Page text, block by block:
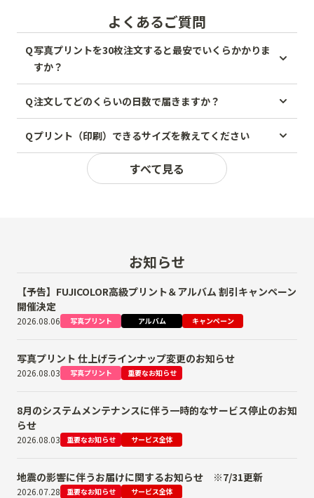
よくあるご質問
Q写真プリントを30枚注文すると最安でいくらかかりま
すか？
Q注文してどのくらいの日数で届きますか？
Qプリント（印刷）できるサイズを教えてください
すべて見る
お知らせ
【予告】FUJICOLOR高級プリント＆アルバム 割引キャンペーン
開催決定
2026.08.06 写真プリント アルバム キャンペーン
写真プリント 仕上げラインナップ変更のお知らせ
2026.08.03 写真プリント 重要なお知らせ
8月のシステムメンテナンスに伴う一時的なサービス停止のお知
らせ
2026.08.03 重要なお知らせ サービス全体
地震の影響に伴うお届けに関するお知らせ ※7/31更新
2026.07.28 重要なお知らせ サービス全体